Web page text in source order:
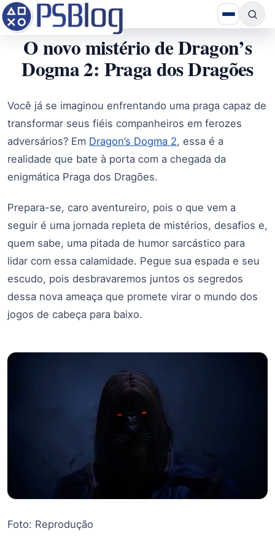
O novo mistério de Dragon’s
Dogma 2: Praga dos Dragões
Você já se imaginou enfrentando uma praga capaz de
transformar seus fiéis companheiros em ferozes
adversários? Em Dragon’s Dogma 2, essa é a
realidade que bate à porta com a chegada da
enigmática Praga dos Dragões.
Prepara-se, caro aventureiro, pois o que vem a
seguir é uma jornada repleta de mistérios, desafios e,
quem sabe, uma pitada de humor sarcástico para
lidar com essa calamidade. Pegue sua espada e seu
escudo, pois desbravaremos juntos os segredos
dessa nova ameaça que promete virar o mundo dos
jogos de cabeça para baixo.
Foto: Reprodução